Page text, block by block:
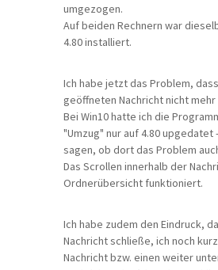
umgezogen.
Auf beiden Rechnern war
4.80 installiert.
Ich habe jetzt das Problem,
geöffneten Nachricht nicht mehr
Bei Win10 hatte ich die
"Umzug" nur auf 4.80 upgedatet
sagen, ob dort das Problem
Das Scrollen innerhalb der
Ordnerübersicht funktioniert.
Ich habe zudem den Eindruck,
Nachricht schließe, ich noch
Nachricht bzw. einen weiter